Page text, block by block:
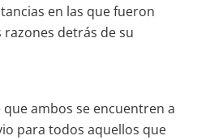
en las que fueron
detrás de su
ambos se encuentren a
para todos aquellos que